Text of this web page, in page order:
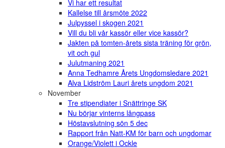
Vi har ett resultat
Kallelse till årsmöte 2022
Julpyssel i skogen 2021
Vill du bli vår kassör eller vice kassör?
Jakten på tomten-årets sista träning för grön,
vit och gul
Julutmaning 2021
Anna Tedhamre Årets Ungdomsledare 2021
Alva Lidström Lauri årets ungdom 2021
November
Tre stipendiater i Snättringe SK
Nu börjar vinterns långpass
Höstavslutning sön 5 dec
Rapport från Natt-KM för barn och ungdomar
Orange/Violett i Ockle